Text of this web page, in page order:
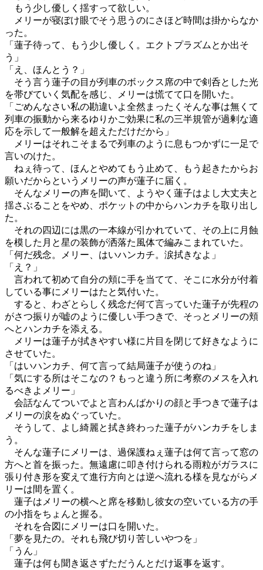
もう少し優しく揺すって欲しい。
メリーが寝ぼけ眼でそう思うのにさほど時間は掛からなか
った。
「蓮子待って、もう少し優しく。エクトプラズムとか出そ
う」
「え、ほんとう？」
そう言う蓮子の目が列車のボックス席の中で剣呑とした光
を帯びていく気配を感じ、メリーは慌てて口を開いた。
「ごめんなさい私の勘違いよ全然まったくそんな事は無くて
列車の振動から来るゆりかご効果に私の三半規管が過剰な適
応を示して一般解を超えただけだから」
メリーはそれこそまるで列車のように息もつかずに一足で
言いのけた。
ねぇ待って、ほんとやめてもう止めて、もう起きたからお
願いだからというメリーの声が蓮子に届く。
そんなメリーの声を聞いて、ようやく蓮子はよし大丈夫と
揺さぶることをやめ、ポケットの中からハンカチを取り出し
た。
それの四辺には黒の一本線が引かれていて、その上に月蝕
を模した月と星の装飾が洒落た風体で編みこまれていた。
「何だ残念。メリー、はいハンカチ。涙拭きなよ」
「え？」
言われて初めて自分の頬に手を当てて、そこに水分が付着
している事にメリーはたと気付いた。
すると、わざとらしく残念だ何て言っていた蓮子が先程の
がさつ振りが嘘のように優しい手つきで、そっとメリーの頬
へとハンカチを添える。
メリーは蓮子が拭きやすい様に片目を閉じて好きなように
させていた。
「はいハンカチ、何て言って結局蓮子が使うのね」
「気にする所はそこなの？もっと違う所に考察のメスを入れ
るべきよメリー」
会話なんてついでよと言わんばかりの顔と手つきで蓮子は
メリーの涙をぬぐっていた。
そうして、よし綺麗と拭き終わった蓮子がハンカチをしま
う。
そんな蓮子にメリーは、過保護ねぇ蓮子は何て言って窓の
方へと首を振った。無遠慮に叩き付けられる雨粒がガラスに
張り付き形を変えて進行方向とは逆へ流れる様を見ながらメ
リーは間を置く。
蓮子はメリーの横へと席を移動し彼女の空いている方の手
の小指をちょんと握る。
それを合図にメリーは口を開いた。
「夢を見たの。それも飛び切り苦しいやつを」
「うん」
蓮子は何も聞き返さずただうんとだけ返事を返す。